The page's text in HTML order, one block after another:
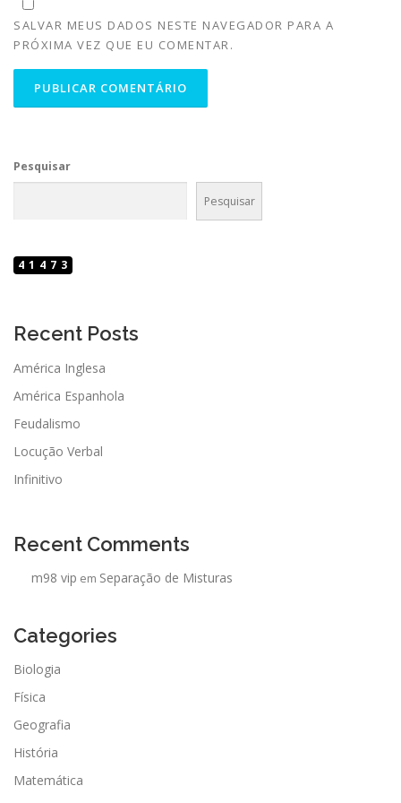
SALVAR MEUS DADOS NESTE NAVEGADOR PARA A
PRÓXIMA VEZ QUE EU COMENTAR.
Pesquisar
Pesquisar
41473
Recent Posts
América Inglesa
América Espanhola
Feudalismo
Locução Verbal
Infinitivo
Recent Comments
m98 vip em Separação de Misturas
Categories
Biologia
Física
Geografia
História
Matemática